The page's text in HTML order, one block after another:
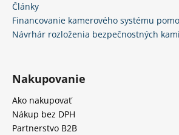
Články
Financovanie kamerového systému
Návrhár rozloženia bezpečnostných
Nakupovanie
Ako nakupovať
Nákup bez DPH
Partnerstvo B2B